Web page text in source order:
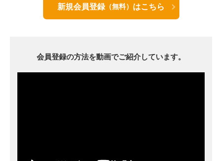
新規会員登録（無料） はこちら
会員登録の方法を動画でご紹介しています。